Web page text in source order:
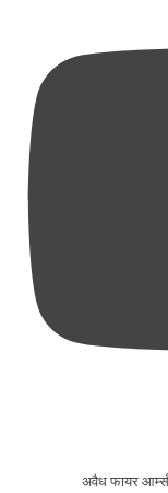
अवैध फायर आर्म्स